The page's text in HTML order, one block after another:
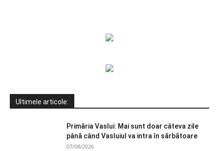
Ultimele articole:
Primăria Vaslui: Mai sunt doar câteva zile
până când Vasluiul va intra în sărbătoare
07/08/2026